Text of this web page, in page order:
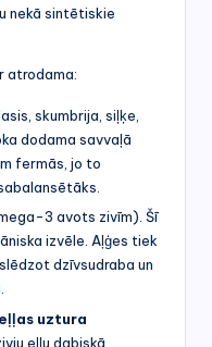
nekā sintētiskie
atrodama:
skumbrija, siļķe,
dodama savvaļā
fermās, jo to
3 avots zivīm). Šī
izvēle. Aļģes tiek
dzīvsudraba un
uztura
eļļu dabiskā